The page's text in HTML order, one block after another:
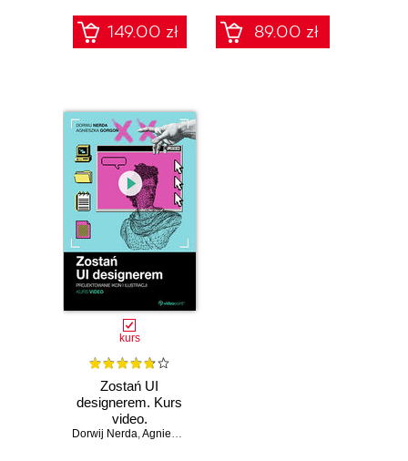
149.00 zł 89.00 zł
kurs
Zostań UI
designerem. Kurs
video.
Projektowanie ikon
Dorwij Nerda,Agnieszka Gorgoń